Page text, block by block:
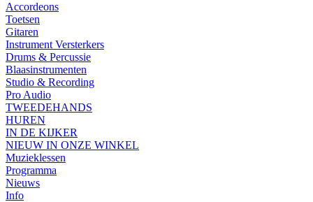
Accordeons
Toetsen
Gitaren
Instrument Versterkers
Drums & Percussie
Blaasinstrumenten
Studio & Recording
Pro Audio
TWEEDEHANDS
HUREN
IN DE KIJKER
NIEUW IN ONZE WINKEL
Muzieklessen
Programma
Nieuws
Info